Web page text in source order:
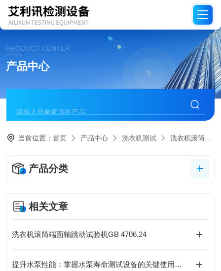
PRODUCT CENTER
产品中心
当前位置：首页 产品中心 洗衣机测试 洗衣机滚筒端面轴跳动试验
产品分类
相关文章
洗衣机滚筒端面轴跳动试验机GB 4706.24
提升水泵性能：掌握水泵寿命测试设备的关键使用技巧！